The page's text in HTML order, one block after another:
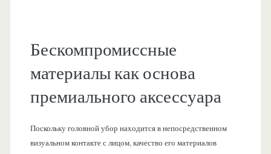
Бескомпромиссные
материалы как основа
премиального аксессуара
Поскольку головной убор находится в непосредственном
визуальном контакте с лицом, качество его материалов